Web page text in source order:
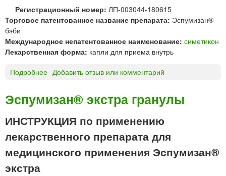
ы
ш
ч
н
в
д
е
и
ь
«
е
н
о
к
с
»
м
у
ь
с
л
п
и
е
Регистрационный номер: ЛП-003044-180615
Торговое патентованное название препарата: Эспумизан®
бэби
Международное непатентованное наименование: симетикон
Лекарственная форма: капли для приема внутрь
Подробнее
п
м
и
а
Добавить отзыв или комментарий
Эспумизан® экстра гранулы
ИНСТРУКЦИЯ по применению
лекарственного препарата для
медицинского применения Эспумизан®
экстра